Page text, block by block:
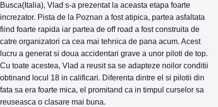
Busca(Italia), Vlad s-a prezentat la aceasta etapa foarte
increzator. Pista de la Poznan a fost atipica, partea asfaltata
fiind foarte rapida iar partea de off road a fost construita de
catre organizatori ca cea mai tehnica de pana acum. Acest
lucru a generat si doua accidentari grave a unor piloti de top.
Cu toate acestea, Vlad a reusit sa se adapteze noilor conditii
obtinand locul 18 in calificari. Diferenta dintre el si pilotii din
fata sa era foarte mica, el promitand ca in timpul curselor sa
reuseasca o clasare mai buna.